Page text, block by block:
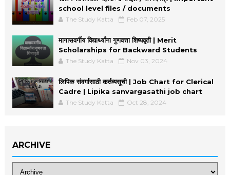
school level files / documents
The Study Katta Feb 07, 2025
मागासवर्गीय विद्यार्थ्यांना गुणवत्ता शिष्यवृती | Merit
Scholarships for Backward Students
The Study Katta Nov 03, 2024
लिपिक संवर्गासाठी कर्तव्यसूची | Job Chart for Clerical
Cadre | Lipika sanvargasathi job chart
The Study Katta Oct 28, 2024
ARCHIVE